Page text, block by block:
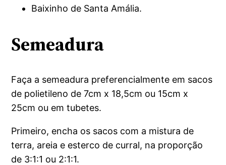
Baixinho de Santa Amália.
Semeadura
Faça a semeadura preferencialmente em sacos
de polietileno de 7cm x 18,5cm ou 15cm x
25cm ou em tubetes.
Primeiro, encha os sacos com a mistura de
terra, areia e esterco de curral, na proporção
de 3:1:1 ou 2:1:1.